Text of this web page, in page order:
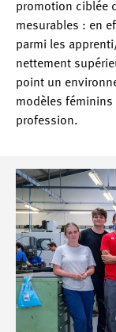
promotion ciblée
mesurables : en
parmi les
nettement
point un
modèles féminins
profession.